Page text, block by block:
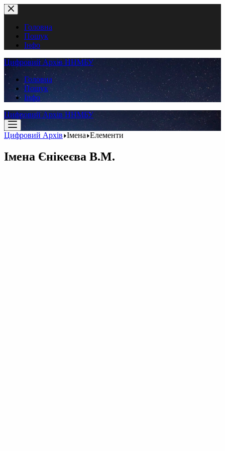
Перейти
до
вмістуГоловна
Пошук
Інфо
Цифровий Архів ННМБУ
Головна
Пошук
Інфо
Цифровий Архів ННМБУ
Цифровий Архів Імена Елементи
Імена Єнікеєва В.М.